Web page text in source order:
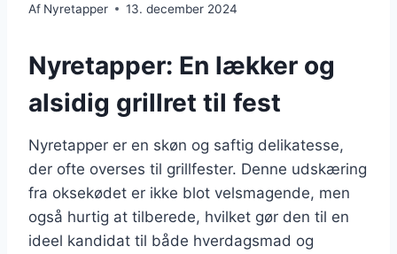
Af Nyretapper 13. december 2024
Nyretapper: En lækker og
alsidig grillret til fest
Nyretapper er en skøn og saftig delikatesse,
der ofte overses til grillfester. Denne udskæring
fra oksekødet er ikke blot velsmagende, men
også hurtig at tilberede, hvilket gør den til en
ideel kandidat til både hverdagsmad og